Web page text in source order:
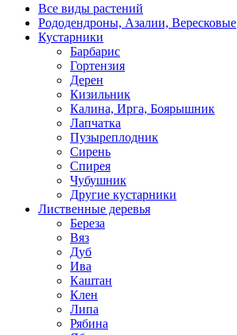
Все виды растений
Рододендроны, Азалии, Вересковые
Кустарники
Барбарис
Гортензия
Дерен
Кизильник
Калина, Ирга, Боярышник
Лапчатка
Пузыреплодник
Сирень
Спирея
Чубушник
Другие кустарники
Лиственные деревья
Береза
Вяз
Дуб
Ива
Каштан
Клен
Липа
Рябина